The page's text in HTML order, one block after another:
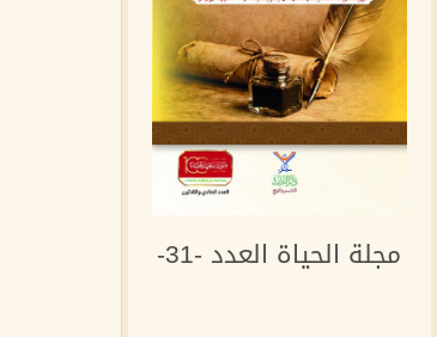
مجلة الحياة العدد -31-